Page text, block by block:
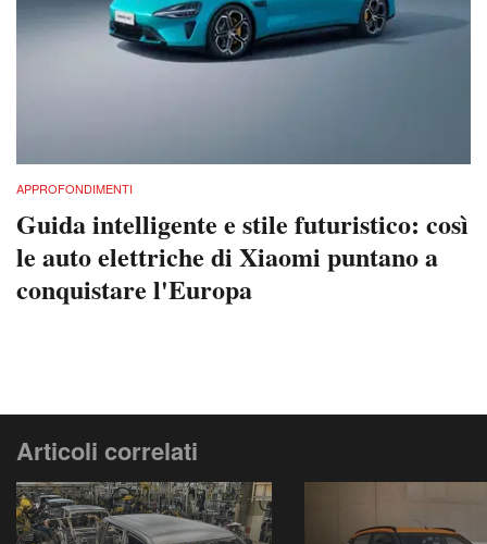
APPROFONDIMENTI
Guida intelligente e stile futuristico: così
le auto elettriche di Xiaomi puntano a
conquistare l'Europa
Articoli correlati